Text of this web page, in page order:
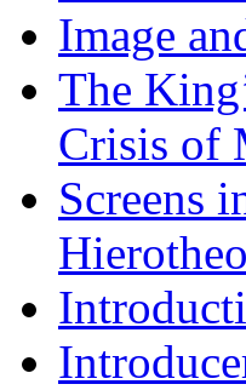
Image
The
Crisis of
Screens